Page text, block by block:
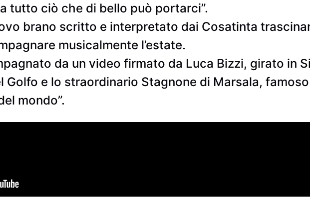
tutto ciò che di bello può portarci”.
brano scritto e interpretato dai Cosatinta
musicalmente l’estate.
da un video firmato da Luca Bizzi, girato in
Golfo e lo straordinario Stagnone di Marsala,
mondo”.